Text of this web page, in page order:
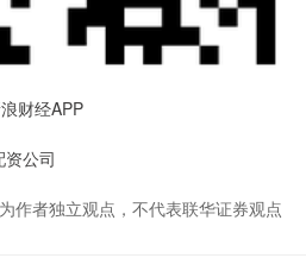
财经APP
公司
作者独立观点，不代表联华证券观点